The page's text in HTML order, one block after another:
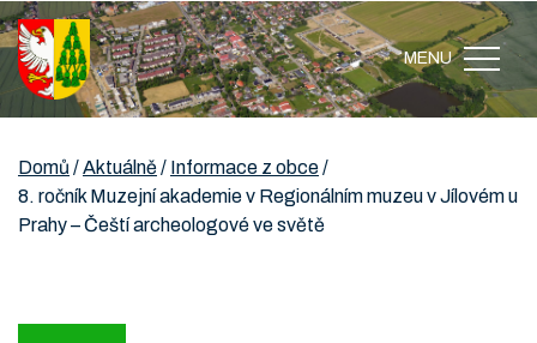
MENU
Domů /Aktuálně/ Informace z obce/
8. ročník Muzejní akademie v Regionálním muzeu v Jílovém u
Prahy – Čeští archeologové ve světě